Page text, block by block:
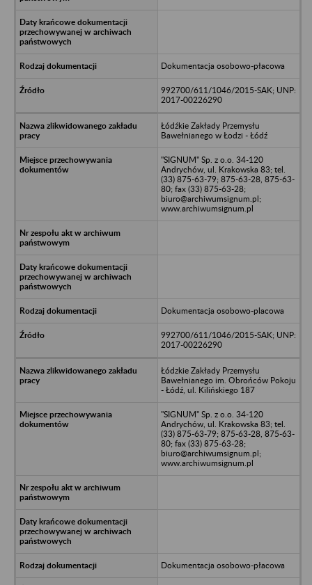
Dokumentacja osobowo-płacowa
992700/611/1046/2015-SAK; UNP:
2017-00226290
Łódźkie Zakłady Przemysłu
Bawełnianego w Łodzi - Łódź
"SIGNUM" Sp. z o.o. 34-120
Andrychów, ul. Krakowska 83; tel.
(33) 875-63-79; 875-63-28, 875-63-
80; fax (33) 875-63-28;
biuro@archiwumsignum.pl;
www.archiwumsignum.pl
Dokumentacja osobowo-placowa
992700/611/1046/2015-SAK; UNP:
2017-00226290
Łódzkie Zakłady Przemysłu
Bawełnianego im. Obrońców Pokoju
- Łódź, ul. Kilińskiego 187
"SIGNUM" Sp. z o.o. 34-120
Andrychów, ul. Krakowska 83; tel.
(33) 875-63-79; 875-63-28, 875-63-
80; fax (33) 875-63-28;
biuro@archiwumsignum.pl;
www.archiwumsignum.pl
Dokumentacja osobowo-płacowa